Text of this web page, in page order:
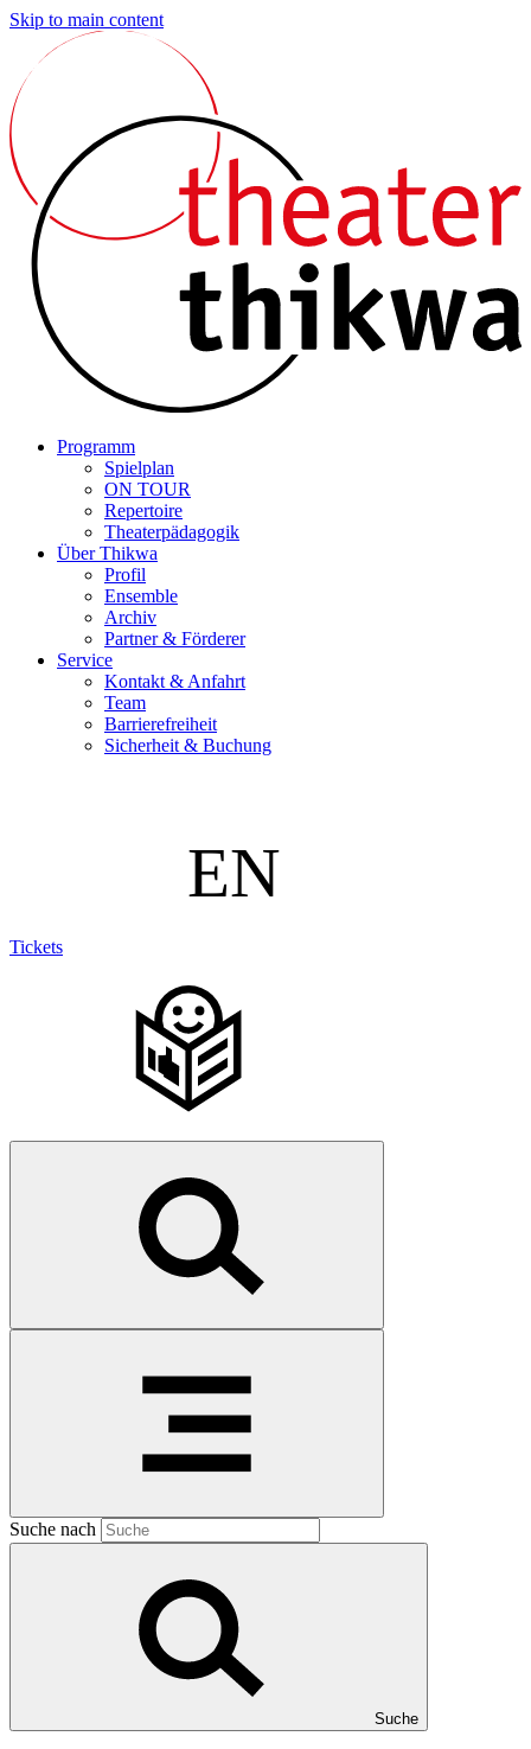
Skip to main content
Programm
Spielplan
ON TOUR
Repertoire
Theaterpädagogik
Über Thikwa
Profil
Ensemble
Archiv
Partner & Förderer
Service
Kontakt & Anfahrt
Team
Barrierefreiheit
Sicherheit & Buchung
Tickets
Suche nach
Suche